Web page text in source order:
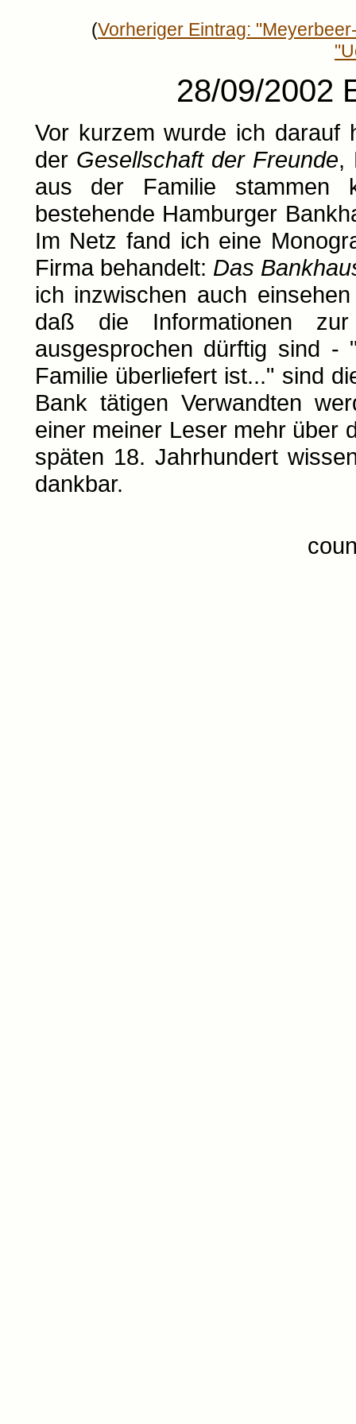
(Vorheriger Eintrag:
28/09/2002
Vor kurzem wurde ich darauf
der Gesellschaft der Freunde,
aus der Familie stammen
bestehende Hamburger
Im Netz fand ich eine
Firma behandelt: Das
ich inzwischen auch
daß die Informationen
ausgesprochen dürftig sind
Familie überliefert ist..." sind
Bank tätigen Verwandten
einer meiner Leser mehr über
späten 18. Jahrhundert
dankbar.